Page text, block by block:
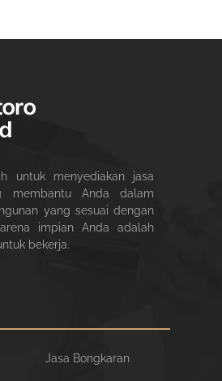
untuk menyediakan jasa
membantu Anda dalam
yang sesuai dengan
impian Anda adalah
bekerja.
Jasa Bongkaran